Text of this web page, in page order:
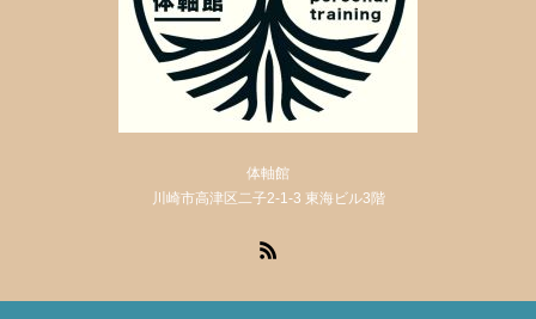
体軸館
川崎市高津区二子2-1-3 東海ビル3階